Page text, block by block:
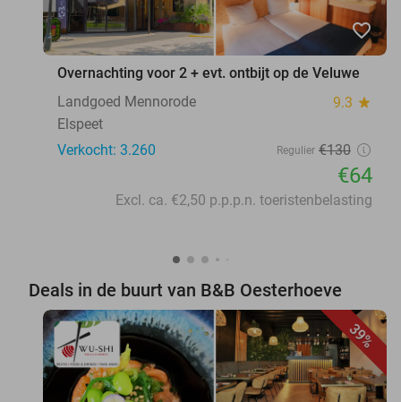
favorite_border
Overnachting voor 2 + evt. ontbijt op de Veluwe
Landgoed Mennorode
9.3 star
Elspeet
Verkocht: 3.260
Regulier €130
€64
Excl. ca. €2,50 p.p.p.n. toeristenbelasting
Deals in de buurt van B&B Oesterhoeve
39%